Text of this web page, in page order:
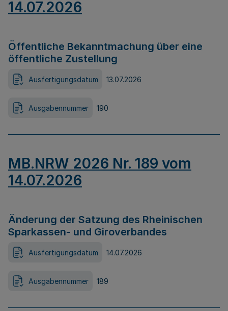
14.07.2026
Öffentliche Bekanntmachung über eine
öffentliche Zustellung
Ausfertigungsdatum 13.07.2026
Ausgabennummer 190
MB.NRW 2026 Nr. 189 vom
14.07.2026
Änderung der Satzung des Rheinischen
Sparkassen- und Giroverbandes
Ausfertigungsdatum 14.07.2026
Ausgabennummer 189